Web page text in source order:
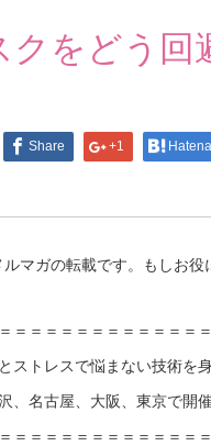
をどう回
Share +1 Hatena
マガの転載です。もしお役
＝＝＝＝＝＝＝＝＝＝＝＝
ストレスで悩まない技術を
、名古屋、大阪、東京で開
＝＝＝＝＝＝＝＝＝＝＝＝